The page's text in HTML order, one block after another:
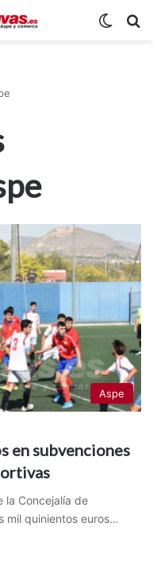
Aspe
en subvenciones
la Concejalía de
mil quinientos euros…